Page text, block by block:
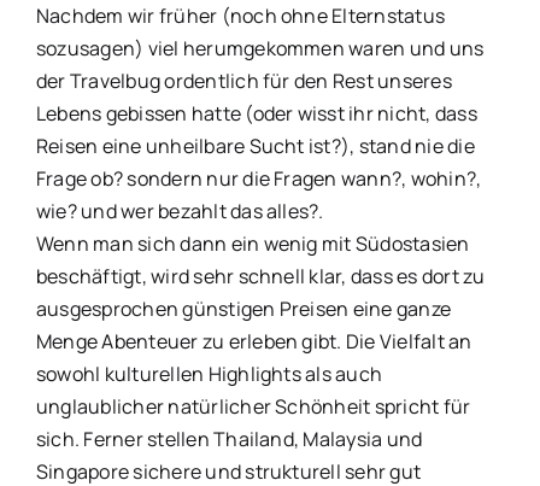
Nachdem wir früher (noch ohne Elternstatus
sozusagen) viel herumgekommen waren und uns
der Travelbug ordentlich für den Rest unseres
Lebens gebissen hatte (oder wisst ihr nicht, dass
Reisen eine unheilbare Sucht ist?), stand nie die
Frage ob? sondern nur die Fragen wann?, wohin?,
wie? und wer bezahlt das alles?.
Wenn man sich dann ein wenig mit Südostasien
beschäftigt, wird sehr schnell klar, dass es dort zu
ausgesprochen günstigen Preisen eine ganze
Menge Abenteuer zu erleben gibt. Die Vielfalt an
sowohl kulturellen Highlights als auch
unglaublicher natürlicher Schönheit spricht für
sich. Ferner stellen Thailand, Malaysia und
Singapore sichere und strukturell sehr gut